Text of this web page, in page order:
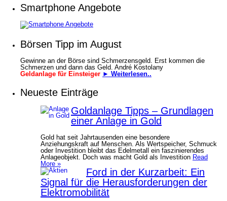
Smartphone Angebote
Börsen Tipp im August
Gewinne an der Börse sind Schmerzensgeld. Erst kommen die
Schmerzen und dann das Geld. André Kostolany
Geldanlage für Einsteiger ► Weiterlesen..
Neueste Einträge
Goldanlage Tipps – Grundlagen
einer Anlage in Gold
Gold hat seit Jahrtausenden eine besondere
Anziehungskraft auf Menschen. Als Wertspeicher, Schmuck
oder Investition bleibt das Edelmetall ein faszinierendes
Anlageobjekt. Doch was macht Gold als Investition Read
More »
Ford in der Kurzarbeit: Ein
Signal für die Herausforderungen der
Elektromobilität